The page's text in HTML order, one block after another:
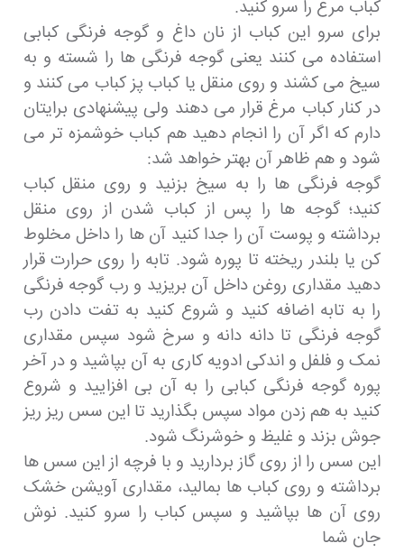
کباب مرغ را سرو کنید.
برای سرو این کباب از نان داغ و گوجه فرنگی کبابی
استفاده می کنند یعنی گوجه فرنگی ها را شسته و به
سیخ می کشند و روی منقل یا کباب پز کباب می کنند و
در کنار کباب مرغ قرار می دهند ولی پیشنهادی برایتان
دارم که اگر آن را انجام دهید هم کباب خوشمزه تر می
شود و هم ظاهر آن بهتر خواهد شد:
گوجه فرنگی ها را به سیخ بزنید و روی منقل کباب
کنید؛ گوجه ها را پس از کباب شدن از روی منقل
برداشته و پوست آن را جدا کنید آن ها را داخل مخلوط
کن یا بلندر ریخته تا پوره شود. تابه را روی حرارت قرار
دهید مقداری روغن داخل آن بریزید و رب گوجه فرنگی
را به تابه اضافه کنید و شروع کنید به تفت دادن رب
گوجه فرنگی تا دانه دانه و سرخ شود سپس مقداری
نمک و فلفل و اندکی ادویه کاری به آن بپاشید و در آخر
پوره گوجه فرنگی کبابی را به آن بی افزایید و شروع
کنید به هم زدن مواد سپس بگذارید تا این سس ریز ریز
جوش بزند و غلیظ و خوشرنگ شود.
این سس را از روی گاز بردارید و با فرچه از این سس ها
برداشته و روی کباب ها بمالید، مقداری آویشن خشک
روی آن ها بپاشید و سپس کباب را سرو کنید. نوش
جان شما